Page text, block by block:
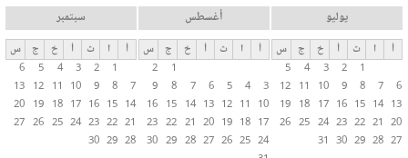
يوليو
أ ا ث أ خ ج
س
1
2
3
4
5
6
7
8
9
10
11
12
13
14
15
16
17
18
19
20
21
22
23
24
25
26
27
28
29
30
31
أغسطس
أ ا ث أ خ ج
س
1
2
3
4
5
6
7
8
9
10
11
12
13
14
15
16
17
18
19
20
21
22
23
24
25
26
27
28
29
30
سبتمبر
أ ا ث أ خ ج
س
1
2
3
4
5
6
7
8
9
10
11
12
13
14
15
16
17
18
19
20
21
22
23
24
25
26
27
28
29
30